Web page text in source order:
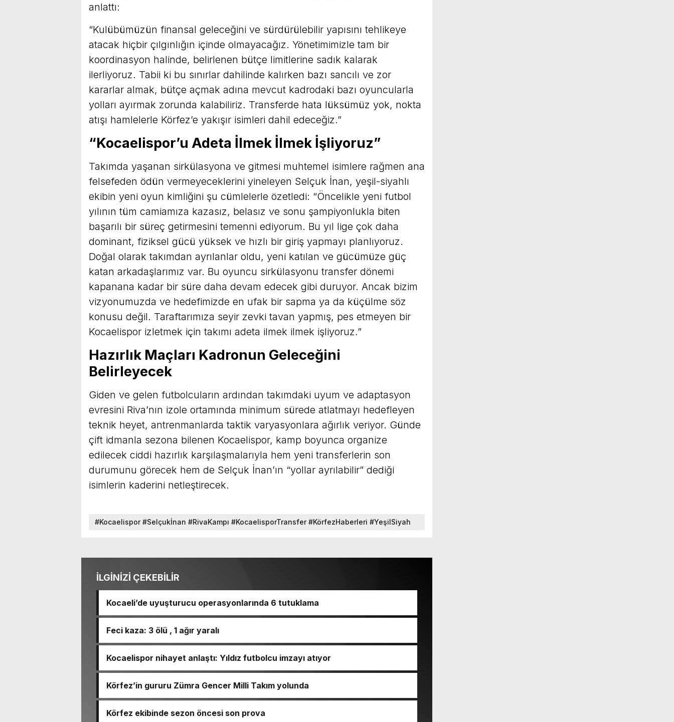
anlattı:
“Kulübümüzün finansal geleceğini ve sürdürülebilir yapısını tehlikeye
atacak hiçbir çılgınlığın içinde olmayacağız. Yönetimimizle tam bir
koordinasyon halinde, belirlenen bütçe limitlerine sadık kalarak
ilerliyoruz. Tabii ki bu sınırlar dahilinde kalırken bazı sancılı ve zor
kararlar almak, bütçe açmak adına mevcut kadrodaki bazı oyuncularla
yolları ayırmak zorunda kalabiliriz. Transferde hata lüksümüz yok, nokta
atışı hamlelerle Körfez’e yakışır isimleri dahil edeceğiz.”
“Kocaelispor’u Adeta İlmek İlmek İşliyoruz”
Takımda yaşanan sirkülasyona ve gitmesi muhtemel isimlere rağmen ana
felsefeden ödün vermeyeceklerini yineleyen Selçuk İnan, yeşil-siyahlı
ekibin yeni oyun kimliğini şu cümlelerle özetledi: “Öncelikle yeni futbol
yılının tüm camiamıza kazasız, belasız ve sonu şampiyonlukla biten
başarılı bir süreç getirmesini temenni ediyorum. Bu yıl lige çok daha
dominant, fiziksel gücü yüksek ve hızlı bir giriş yapmayı planlıyoruz.
Doğal olarak takımdan ayrılanlar oldu, yeni katılan ve gücümüze güç
katan arkadaşlarımız var. Bu oyuncu sirkülasyonu transfer dönemi
kapanana kadar bir süre daha devam edecek gibi duruyor. Ancak bizim
vizyonumuzda ve hedefimizde en ufak bir sapma ya da küçülme söz
konusu değil. Taraftarımıza seyir zevki tavan yapmış, pes etmeyen bir
Kocaelispor izletmek için takımı adeta ilmek ilmek işliyoruz.”
Hazırlık Maçları Kadronun Geleceğini
Belirleyecek
Giden ve gelen futbolcuların ardından takımdaki uyum ve adaptasyon
evresini Riva’nın izole ortamında minimum sürede atlatmayı hedefleyen
teknik heyet, antrenmanlarda taktik varyasyonlara ağırlık veriyor. Günde
çift idmanla sezona bilenen Kocaelispor, kamp boyunca organize
edilecek ciddi hazırlık karşılaşmalarıyla hem yeni transferlerin son
durumunu görecek hem de Selçuk İnan’ın “yollar ayrılabilir” dediği
isimlerin kaderini netleştirecek.
#Kocaelispor #Selçukİnan #RivaKampı #KocaelisporTransfer #KörfezHaberleri #YeşilSiyah
İLGİNİZİ ÇEKEBİLİR
Kocaeli’de uyuşturucu operasyonlarında 6 tutuklama
Feci kaza: 3 ölü , 1 ağır yaralı
Kocaelispor nihayet anlaştı: Yıldız futbolcu imzayı atıyor
Körfez’in gururu Zümra Gencer Milli Takım yolunda
Körfez ekibinde sezon öncesi son prova